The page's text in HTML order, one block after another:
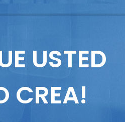
USTED
CREA!